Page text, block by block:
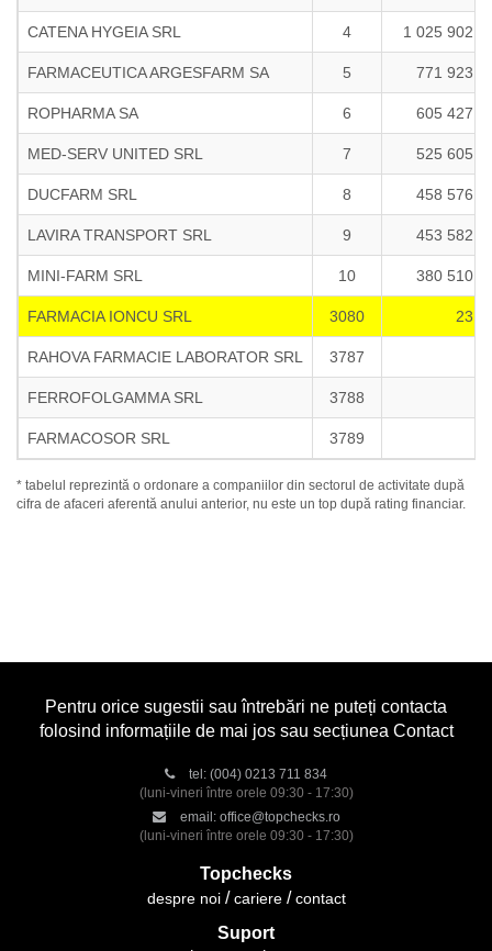
CATENA HYGEIA SRL 4 1 025 902
FARMACEUTICA ARGESFARM SA 5 771 923
ROPHARMA SA 6 605 427
MED-SERV UNITED SRL 7 525 605
DUCFARM SRL 8 458 576
LAVIRA TRANSPORT SRL 9 453 582
MINI-FARM SRL 10 380 510
FARMACIA IONCU SRL 3080 23
RAHOVA FARMACIE LABORATOR SRL 3787
FERROFOLGAMMA SRL 3788
FARMACOSOR SRL 3789
* tabelul reprezintă o ordonare a companiilor din sectorul de activitate după
cifra de afaceri aferentă anului anterior, nu este un top după rating financiar.
Pentru orice sugestii sau întrebări ne puteți contacta
folosind informațiile de mai jos sau secțiunea Contact
tel: (004) 0213 711 834
(luni-vineri între orele 09:30 - 17:30)
email: office@topchecks.ro
(luni-vineri între orele 09:30 - 17:30)
Topchecks
despre noi cariere contact
Suport